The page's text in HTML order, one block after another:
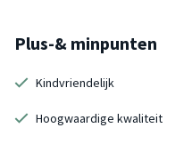
Plus-& minpunten
Kindvriendelijk
Hoogwaardige kwaliteit